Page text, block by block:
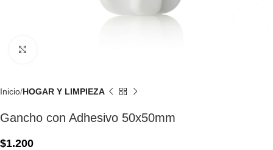
Inicio HOGAR Y LIMPIEZA
Gancho con Adhesivo 50x50mm
$1.200